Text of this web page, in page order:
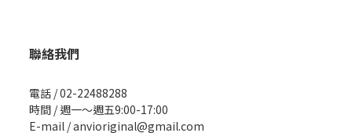
聯絡我們
電話 / 02-22488288
時間 / 週一～週五9:00-17:00
E-mail / anvioriginal@gmail.com